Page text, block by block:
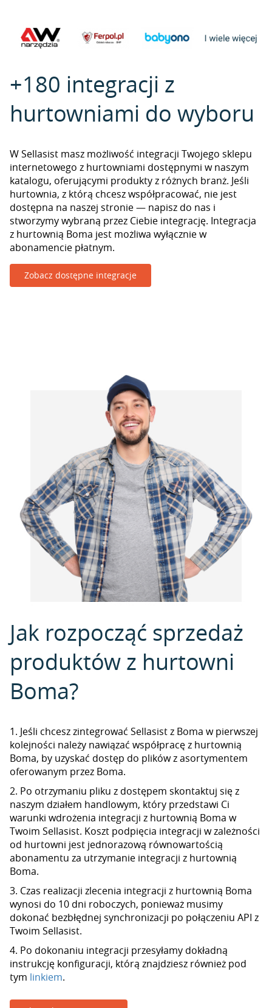
+180 integracji z
hurtowniami do wyboru
W Sellasist masz możliwość integracji Twojego sklepu
internetowego z hurtowniami dostępnymi w naszym
katalogu, oferującymi produkty z różnych branż. Jeśli
hurtownia, z którą chcesz współpracować, nie jest
dostępna na naszej stronie — napisz do nas i
stworzymy wybraną przez Ciebie integrację. Integracja
z hurtownią Boma jest możliwa wyłącznie w
abonamencie płatnym.
Zobacz dostępne integracje
Jak rozpocząć sprzedaż
produktów z hurtowni
Boma?
1. Jeśli chcesz zintegrować Sellasist z Boma w pierwszej
kolejności należy nawiązać współpracę z hurtownią
Boma, by uzyskać dostęp do plików z asortymentem
oferowanym przez Boma.
2. Po otrzymaniu pliku z dostępem skontaktuj się z
naszym działem handlowym, który przedstawi Ci
warunki wdrożenia integracji z hurtownią Boma w
Twoim Sellasist. Koszt podpięcia integracji w zależności
od hurtowni jest jednorazową równowartością
abonamentu za utrzymanie integracji z hurtownią
Boma.
3. Czas realizacji zlecenia integracji z hurtownią Boma
wynosi do 10 dni roboczych, ponieważ musimy
dokonać bezbłędnej synchronizacji po połączeniu API z
Twoim Sellasist.
4. Po dokonaniu integracji przesyłamy dokładną
instrukcję konfiguracji, którą znajdziesz również pod
tym linkiem.